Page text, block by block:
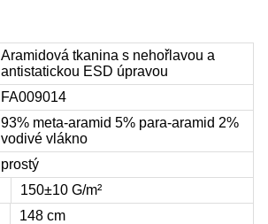
Aramidová tkanina s nehořlavou a
antistatickou ESD úpravou
FA009014
93% meta-aramid 5% para-aramid 2%
vodivé vlákno
prostý
150±10 G/m²
148 cm